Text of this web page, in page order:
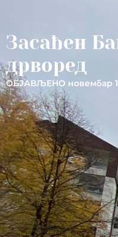
Засађен
дрворед
ОБЈАВЉЕНО новембар